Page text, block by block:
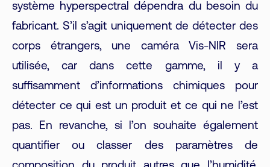
système hyperspectral dépendra du besoin du
fabricant. S’il s’agit uniquement de détecter des
corps étrangers, une caméra Vis-NIR sera
utilisée, car dans cette gamme, il y a
suffisamment d’informations chimiques pour
détecter ce qui est un produit et ce qui ne l’est
pas. En revanche, si l’on souhaite également
quantifier ou classer des paramètres de